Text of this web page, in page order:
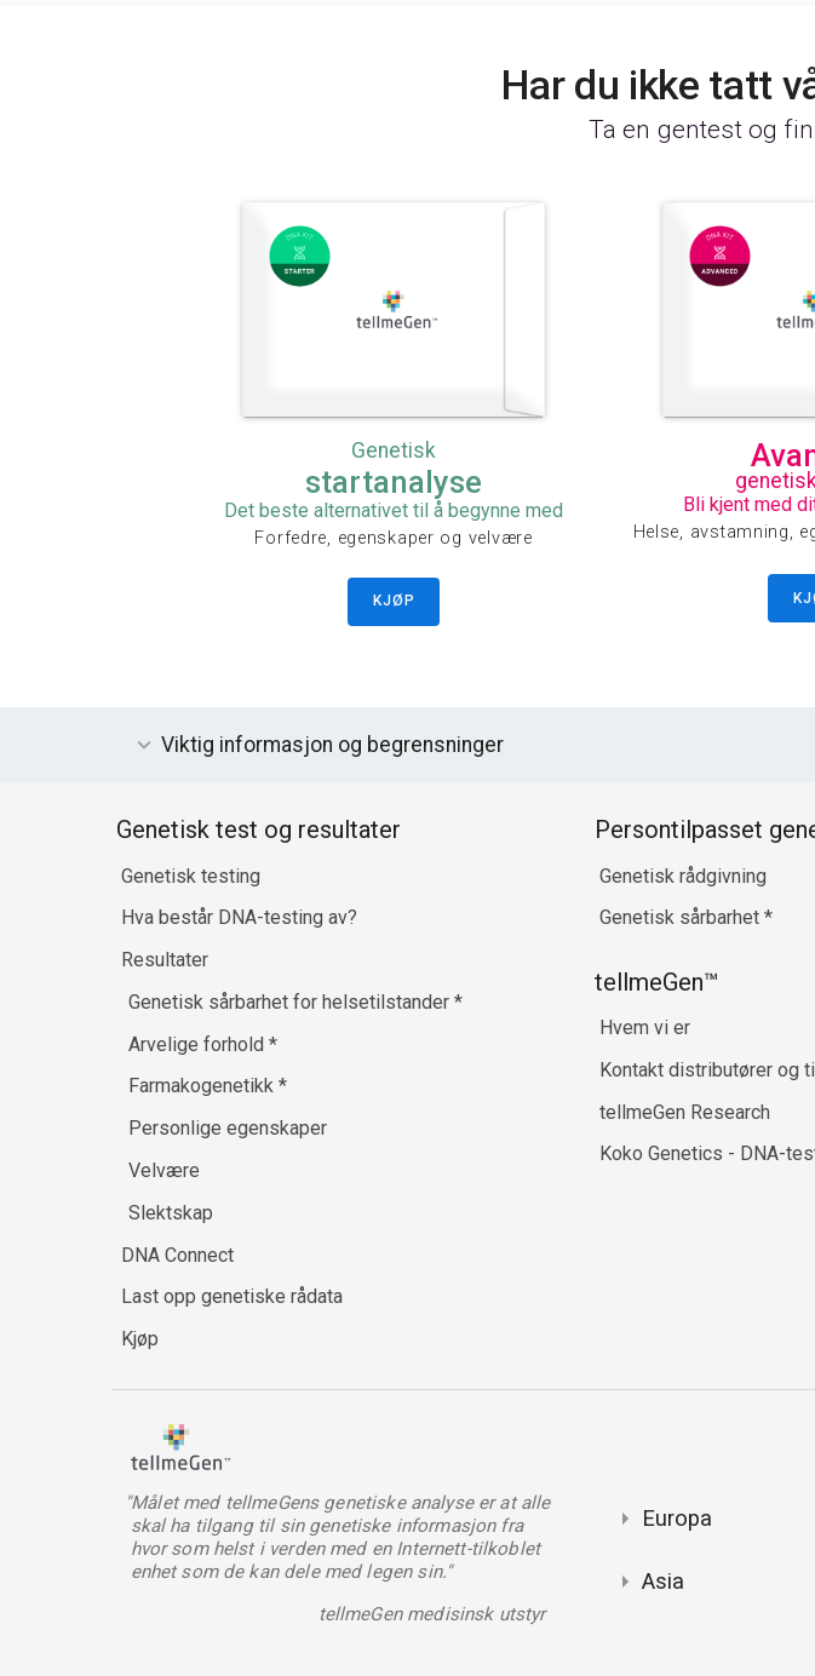
Har du ikke tatt
Ta en gentest og
Genetisk
startanalyse
Det beste alternativet til å begynne med
Forfedre, egenskaper og velvære
KJØP
Bli kjent med
Helse, avstamning,
Viktig informasjon og begrensninger
Genetisk test og resultater
Genetisk testing
Hva består DNA-testing av?
Resultater
Genetisk sårbarhet for helsetilstander *
Arvelige forhold *
Farmakogenetikk *
Personlige egenskaper
Velvære
Slektskap
DNA Connect
Last opp genetiske rådata
Kjøp
Persontilpasset
Genetisk rådgivning
Genetisk sårbarhet *
tellmeGen™
Hvem vi er
Kontakt distributører og
tellmeGen Research
Koko Genetics - DNA-
"Målet med tellmeGens genetiske analyse er at alle
skal ha tilgang til sin genetiske informasjon fra
hvor som helst i verden med en Internett-tilkoblet
enhet som de kan dele med legen sin."
tellmeGen medisinsk utstyr
Europa
Asia